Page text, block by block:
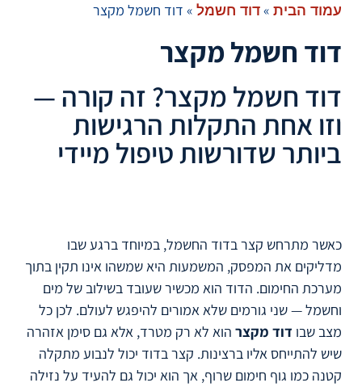
עמוד הבית » דוד חשמל » דוד חשמל מקצר
דוד חשמל מקצר
דוד חשמל מקצר? זה קורה —
וזו אחת התקלות הרגישות
ביותר שדורשות טיפול מיידי
כאשר מתרחש קצר בדוד החשמל, במיוחד ברגע שבו
מדליקים את המפסק, המשמעות היא שמשהו אינו תקין בתוך
מערכת החימום. הדוד הוא מכשיר שעובד בשילוב של מים
וחשמל — שני גורמים שלא אמורים להיפגש לעולם. לכן כל
מצב שבו דוד מקצר הוא לא רק מטרד, אלא גם סימן אזהרה
שיש להתייחס אליו ברצינות. קצר בדוד יכול לנבוע מתקלה
קטנה כמו גוף חימום שרוף, אך הוא יכול גם להעיד על נזילה